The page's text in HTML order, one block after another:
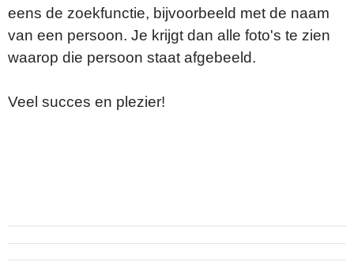
eens de zoekfunctie, bijvoorbeeld met de naam
van een persoon. Je krijgt dan alle foto's te zien
waarop die persoon staat afgebeeld.
Veel succes en plezier!